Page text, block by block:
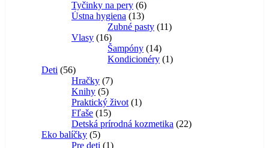
Tyčinky na pery 66
produktov
Ústna hygiena 1313
produktov
Zubné pasty 1111
Vlasy 1616
produktov
Šampóny 1414
produktov
Kondicionéry 11
Deti 5656
produktov
Hračky 77
Knihy 55
produktov
Praktický život 11
Fľaše 1515
produktov
Detská prírodná kozmetika 2222
Eko balíčky 55
produktov
Pre deti 11